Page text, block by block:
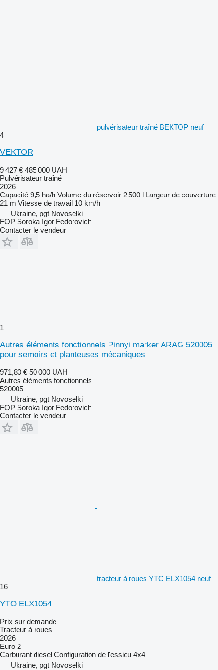
pulvérisateur traîné ВЕКТОР neuf
4
VEKTOR
9 427 € 485 000 UAH
Pulvérisateur traîné
2026
Capacité 9,5 ha/h Volume du réservoir 2 500 l Largeur de couverture
21 m Vitesse de travail 10 km/h
Ukraine, pgt Novoselki
FOP Soroka Igor Fedorovich
Contacter le vendeur
1
Autres éléments fonctionnels Pinnyi marker ARAG 520005
pour semoirs et planteuses mécaniques
971,80 € 50 000 UAH
Autres éléments fonctionnels
520005
Ukraine, pgt Novoselki
FOP Soroka Igor Fedorovich
Contacter le vendeur
tracteur à roues YTO ELX1054 neuf
16
YTO ELX1054
Prix sur demande
Tracteur à roues
2026
Euro 2
Carburant diesel Configuration de l'essieu 4x4
Ukraine, pgt Novoselki